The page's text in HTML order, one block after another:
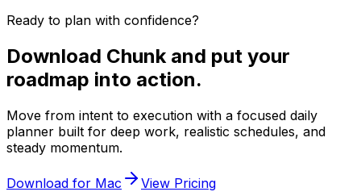
Ready to plan with confidence?
Download Chunk and put your
roadmap into action.
Move from intent to execution with a focused daily
planner built for deep work, realistic schedules, and
steady momentum.
Download for Mac
View Pricing